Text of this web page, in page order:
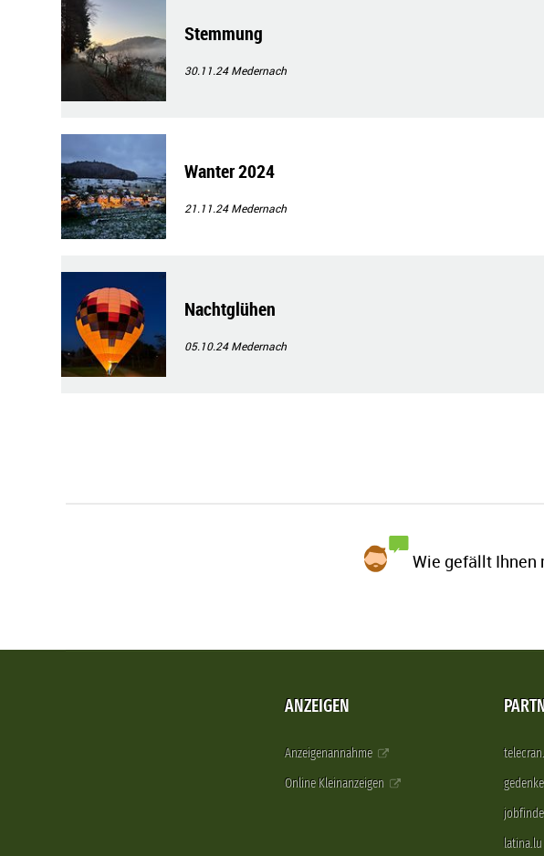
Stemmung
30.11.24Medernach
Wanter 2024
21.11.24Medernach
Nachtglühen
05.10.24Medernach
Wie gefällt
ANZEIGEN
Anzeigenannahme
Online Kleinanzeigen
latina.lu